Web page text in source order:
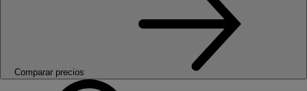
Comparar precios